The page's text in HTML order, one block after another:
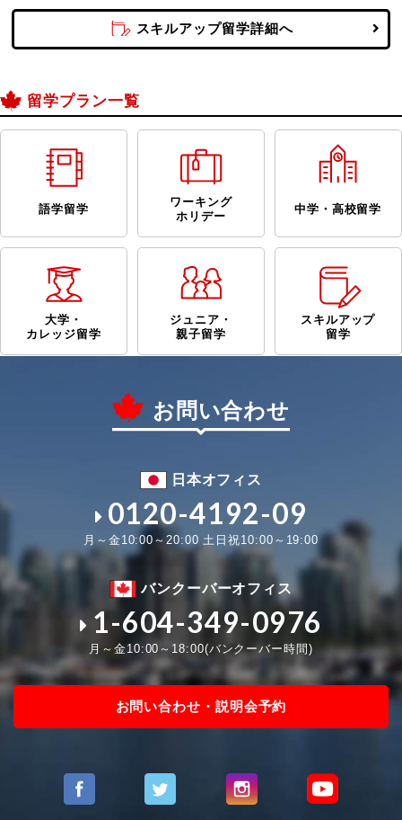
スキルアップ留学詳細へ
留学プラン一覧
語学留学
ワーキング
ホリデー
中学・高校留学
大学・
カレッジ留学
ジュニア・
親子留学
スキルアップ
留学
お問い合わせ
日本オフィス
0120-4192-09
月～金10:00～20:00 土日祝10:00～19:00
バンクーバーオフィス
1-604-349-0976
月～金10:00～18:00(バンクーバー時間)
お問い合わせ・説明会予約